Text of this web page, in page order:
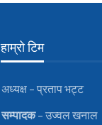
हाम्रो टिम
अध्यक्ष – प्रताप भट्ट
सम्पादक– उज्वल खनाल